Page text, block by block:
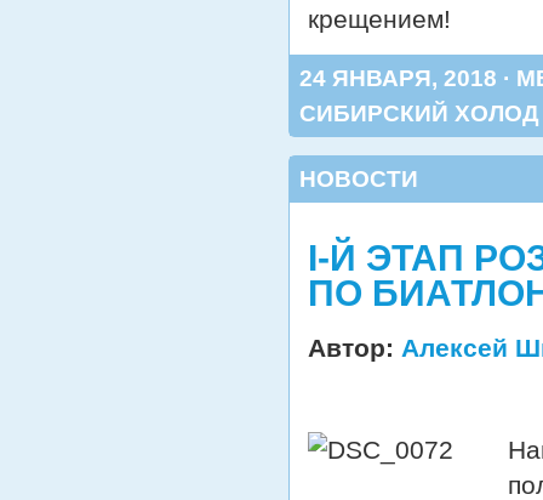
крещением!
24 ЯНВАРЯ, 2018 ·
СИБИРСКИЙ ХОЛОД
НОВОСТИ
I-Й ЭТАП
ПО
Автор: Алексей